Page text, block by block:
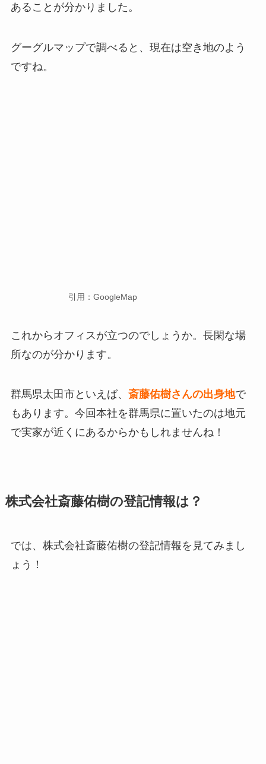
あることが分かりました。
グーグルマップで調べると、現在は空き地のよう
ですね。
引用：GoogleMap
これからオフィスが立つのでしょうか。長閑な場
所なのが分かります。
群馬県太田市といえば、斎藤佑樹さんの出身地で
もあります。今回本社を群馬県に置いたのは地元
で実家が近くにあるからかもしれませんね！
株式会社斎藤佑樹の登記情報は？
では、株式会社斎藤佑樹の登記情報を見てみまし
ょう！